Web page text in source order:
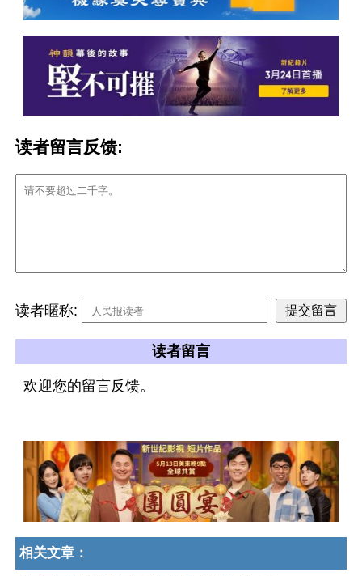
读者留言反馈:
读者暱称:
读者留言
欢迎您的留言反馈。
相关文章：